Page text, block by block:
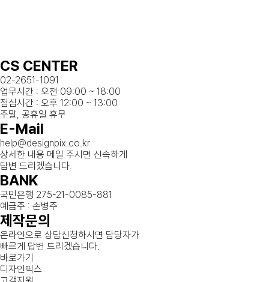
CS CENTER
02-2651-1091
업무시간 : 오전 09:00 ~ 18:00
점심시간 : 오후 12:00 ~ 13:00
주말, 공휴일 휴무
E-Mail
help@designpix.co.kr
상세한 내용 메일 주시면 신속하게
답변 드리겠습니다.
BANK
국민은행 275-21-0085-881
예금주 : 손병주
제작문의
온라인으로 상담신청하시면 담당자가
빠르게 답변 드리겠습니다.
바로가기
디자인픽스